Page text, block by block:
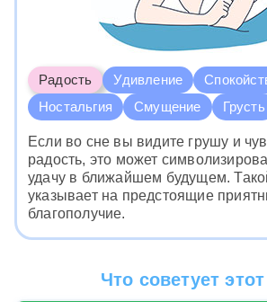
Радость Удивление
Ностальгия
Смущение Грусть
Если во сне вы видите грушу и
радость, это может
удачу в ближайшем будущем.
указывает на предстоящие
благополучие.
Что советует